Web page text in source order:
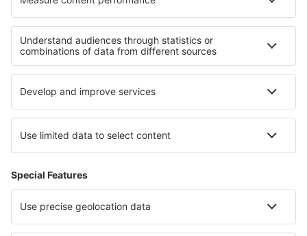
Hoteluri în Gaupne Hoteluri în Ohakune
Cele mai bune hoteluri - regiuni
Hoteluri în Moldova Hoteluri in Stredné Považie
Hoteluri in Kiustendil Hoteluri în Telluride